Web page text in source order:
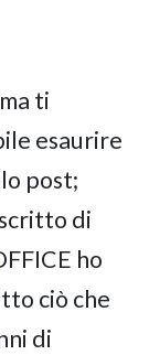
ti
esaurire
post;
di
ho
ciò che
di